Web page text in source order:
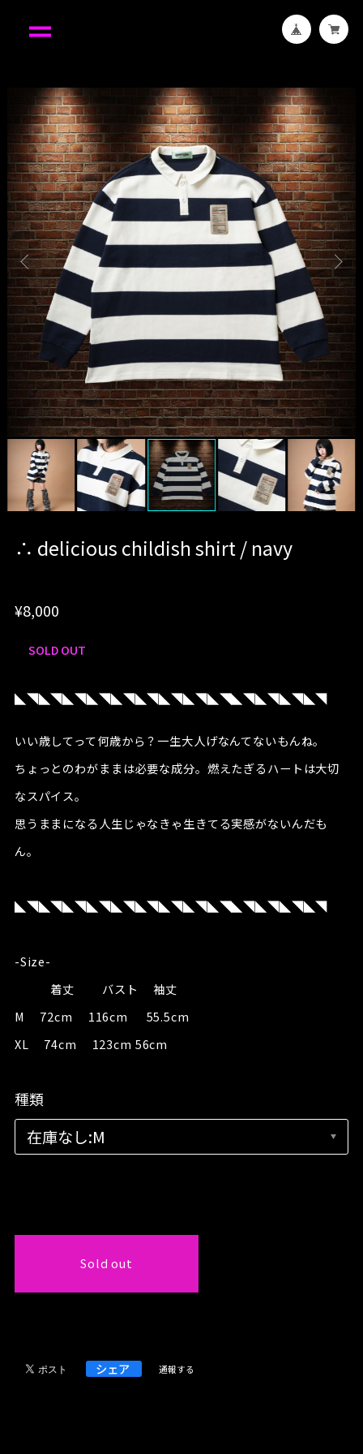
∴ delicious childish shirt / navy
¥8,000
SOLD OUT
◣◥◣◥◣◥◣◥◣◥◣◥◣◥◣◥◣◥◣◥◣◥◣◥◣◥
いい歳してって何歳から？一生大人げなんてないもんね。
ちょっとのわがままは必要な成分。燃えたぎるハートは大切
なスパイス。
思うままになる人生じゃなきゃ生きてる実感がないんだも
ん。
◣◥◣◥◣◥◣◥◣◥◣◥◣◥◣◥◣◥◣◥◣◥◣◥◣◥
-Size-
着丈 バスト 袖丈
M 72cm 116cm 55.5cm
XL 74cm 123cm 56cm
種類
Sold out
シェア 通報する